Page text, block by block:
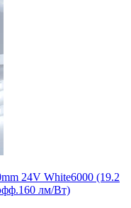
24V White6000 (19.2
лм/Вт)